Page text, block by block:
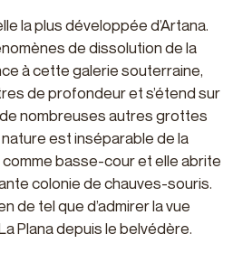
la plus développée d’Artana.
de dissolution de la
à cette galerie souterraine,
de profondeur et s’étend sur
nombreuses autres grottes
est inséparable de la
basse-cour et elle abrite
colonie de chauves-souris.
de tel que d’admirer la vue
Plana depuis le belvédère.